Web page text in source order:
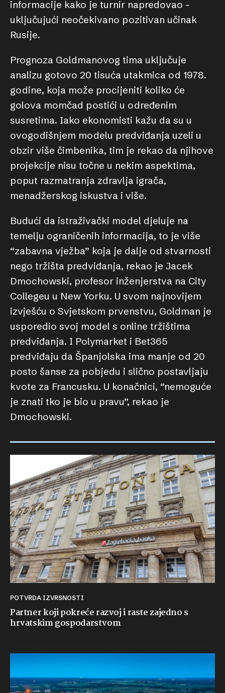
informacije kako je turnir napredovao –
uključujući neočekivano pozitivan učinak
Rusije.
Prognoza Goldmanovog tima uključuje
analizu gotovo 20 tisuća utakmica od 1978.
godine, koja može procijeniti koliko će
golova momčad postići u određenim
susretima. Iako ekonomisti kažu da su u
ovogodišnjem modelu predviđanja uzeli u
obzir više čimbenika, tim je rekao da njihove
projekcije nisu točne u nekim aspektima,
poput razmatranja zdravlja igrača,
menadžerskog iskustva i više.
Budući da istraživački model djeluje na
temelju ograničenih informacija, to je više
“zabavna vježba” koja je dalje od stvarnosti
nego tržišta predviđanja, rekao je Jacek
Dmochowski, profesor inženjerstva na City
Collegeu u New Yorku. U svom najnovijem
izvješću o Svjetskom prvenstvu, Goldman je
usporedio svoj model s online tržištima
predviđanja. I Polymarket i Bet365
predviđaju da Španjolska ima manje od 20
posto šanse za pobjedu i slično postavljaju
kvote za Francusku. U konačnici, “nemoguće
je znati tko je bio u pravu”, rekao je
Dmochowski.
POTVRDA IZVRSNOSTI
Partner koji pokreće razvoj i raste zajedno s
hrvatskim gospodarstvom